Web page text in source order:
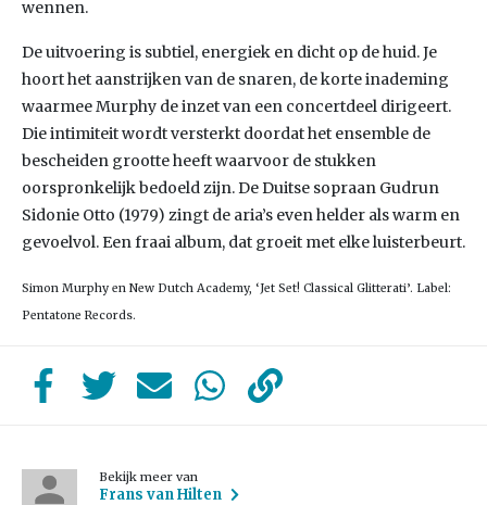
wennen.
De uitvoering is subtiel, energiek en dicht op de huid. Je
hoort het aanstrijken van de snaren, de korte inademing
waarmee Murphy de inzet van een concertdeel dirigeert.
Die intimiteit wordt versterkt doordat het ensemble de
bescheiden grootte heeft waarvoor de stukken
oorspronkelijk bedoeld zijn. De Duitse sopraan Gudrun
Sidonie Otto (1979) zingt de aria’s even helder als warm en
gevoelvol. Een fraai album, dat groeit met elke luisterbeurt.
Simon Murphy en New Dutch Academy, ‘Jet Set! Classical Glitterati’. Label:
Pentatone Records.
Bekijk meer van
Frans van Hilten